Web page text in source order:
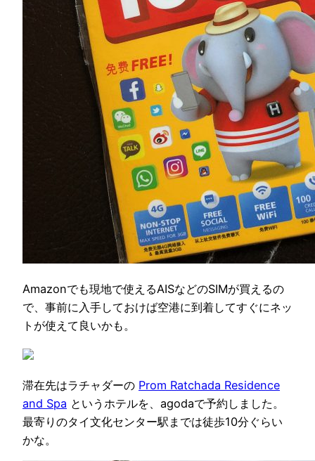
Amazonでも現地で使えるAISなどのSIMが買えるの
で、事前に入手しておけば空港に到着してすぐにネッ
トが使えて良いかも。
滞在先はラチャダーの Prom Ratchada Residence
and Spa というホテルを、agodaで予約しました。
最寄りのタイ文化センター駅までは徒歩10分ぐらい
かな。